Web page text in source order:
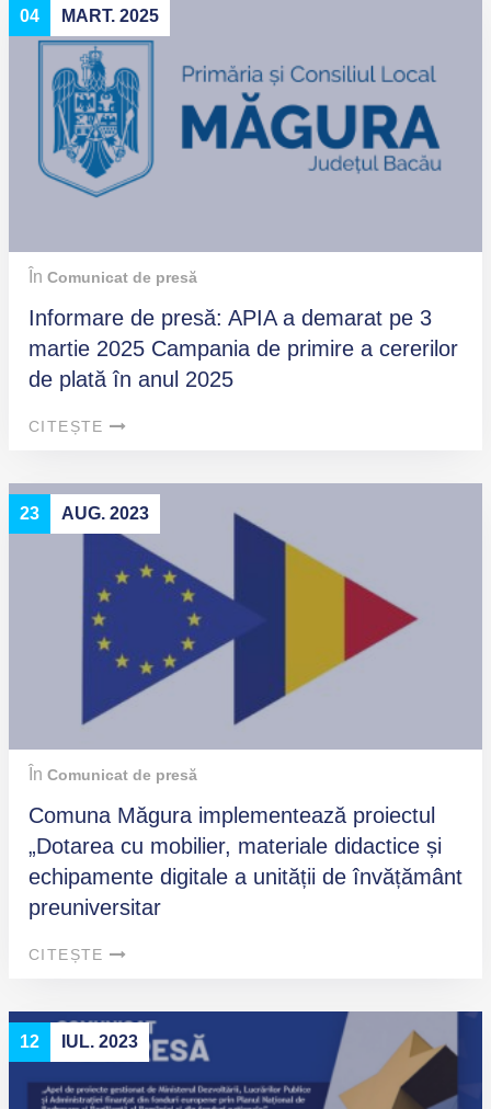
04 MART. 2025
În Comunicat de presă
Informare de presă: APIA a demarat pe 3
martie 2025 Campania de primire a cererilor
de plată în anul 2025
CITEȘTE
23 AUG. 2023
În Comunicat de presă
Comuna Măgura implementează proiectul
„Dotarea cu mobilier, materiale didactice și
echipamente digitale a unității de învățământ
preuniversitar
CITEȘTE
12 IUL. 2023